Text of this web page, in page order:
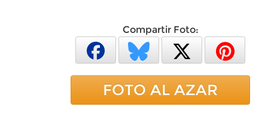
Compartir Foto:
FOTO AL AZAR